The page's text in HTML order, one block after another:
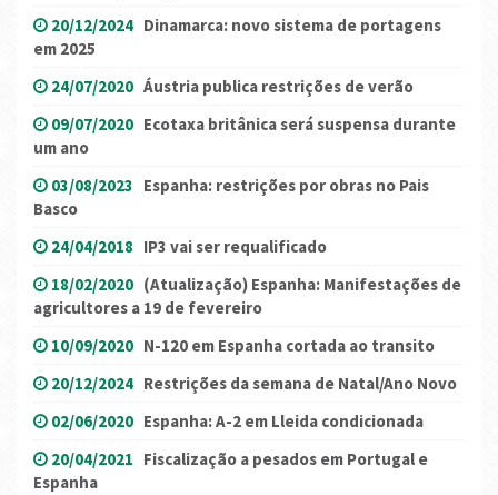
20/12/2024 Dinamarca: novo sistema de portagens
em 2025
24/07/2020 Áustria publica restrições de verão
09/07/2020 Ecotaxa britânica será suspensa durante
um ano
03/08/2023 Espanha: restrições por obras no Pais
Basco
24/04/2018 IP3 vai ser requalificado
18/02/2020 (Atualização) Espanha: Manifestações de
agricultores a 19 de fevereiro
10/09/2020 N-120 em Espanha cortada ao transito
20/12/2024 Restrições da semana de Natal/Ano Novo
02/06/2020 Espanha: A-2 em Lleida condicionada
20/04/2021 Fiscalização a pesados em Portugal e
Espanha